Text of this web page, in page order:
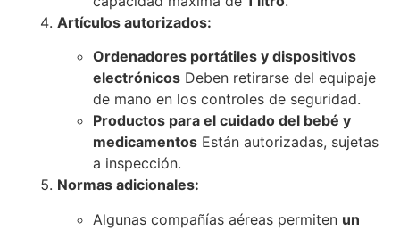
Artículos autorizados:
Ordenadores portátiles y dispositivos
electrónicos Deben retirarse del equipaje
de mano en los controles de seguridad.
Productos para el cuidado del bebé y
medicamentos Están autorizadas, sujetas
a inspección.
Normas adicionales:
Algunas compañías aéreas permiten un